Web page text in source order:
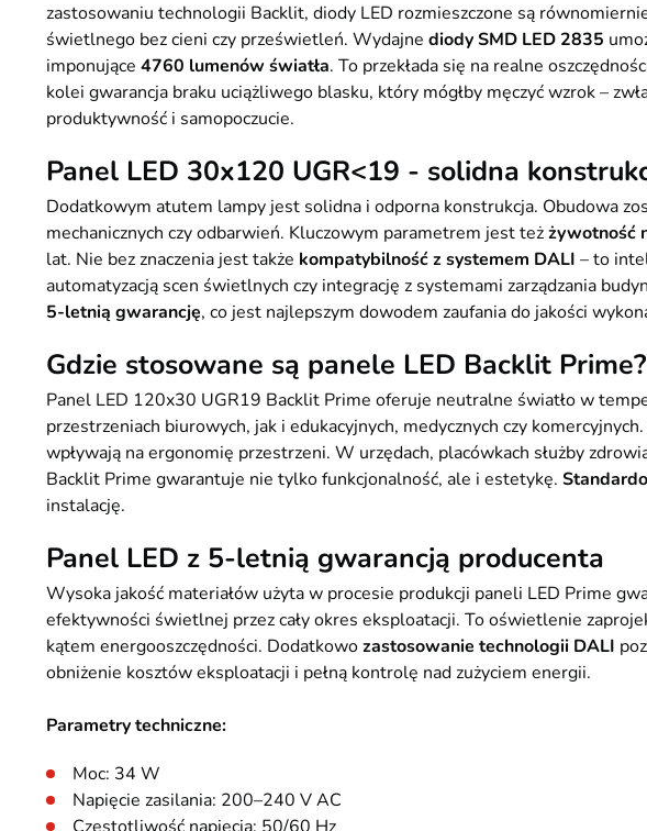
zastosowaniu technologii Backlit, diody LED rozmieszczone są
świetlnego bez cieni czy prześwietleń. Wydajne diody SMD LED 2835
imponujące 4760 lumenów światła. To przekłada się na realne
kolei gwarancja braku uciążliwego blasku, który mógłby męczyć wzrok –
produktywność i samopoczucie.
Panel LED 30x120 UGR<19 - solidna
Dodatkowym atutem lampy jest solidna i odporna konstrukcja. Obudowa
mechanicznych czy odbarwień. Kluczowym parametrem jest teżżywotność
lat. Nie bez znaczenia jest także kompatybilność z systemem DALI – to
automatyzacją scen świetlnych czy integrację z systemami zarządzania
5-letnią gwarancję, co jest najlepszym dowodem zaufania do jakości
Gdzie stosowane są panele LED Backlit Prime?
Panel LED 120x30 UGR19 Backlit Prime oferuje neutralne światło w
przestrzeniach biurowych, jak i edukacyjnych, medycznych czy
wpływają na ergonomię przestrzeni. W urzędach, placówkach służby
Backlit Prime gwarantuje nie tylko funkcjonalność, ale i estetykę.
instalację.
Panel LED z 5-letnią gwarancją producenta
Wysoka jakość materiałów użyta w procesie produkcji paneli LED Prime
efektywności świetlnej przez cały okres eksploatacji. To oświetlenie
kątem energooszczędności. Dodatkowozastosowanie technologii DALI
obniżenie kosztów eksploatacji i pełną kontrolę nad zużyciem energii.
Parametry techniczne:
Moc: 34 W
Napięcie zasilania: 200–240 V AC